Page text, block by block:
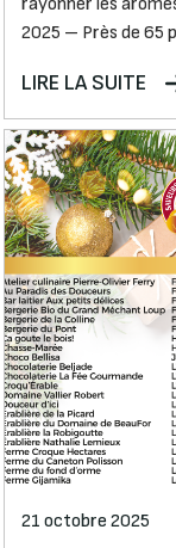
rayonner les
2025 – Près de 65
LIRE LA SUITE
21 octobre 2025